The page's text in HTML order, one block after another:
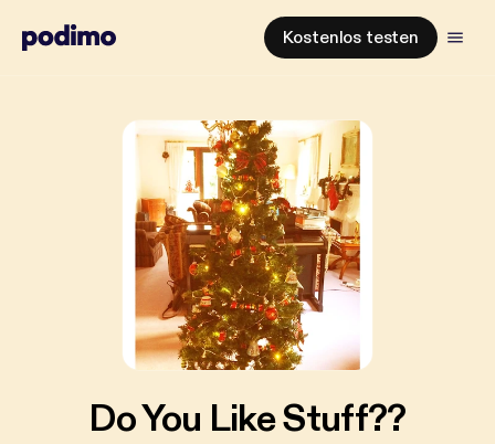
Kostenlos testen
Do You Like Stuff??